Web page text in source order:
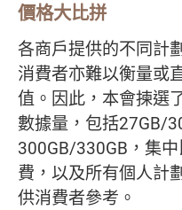
價格大比拼
各商戶提供的不同計
消費者亦難以衡量或
值。因此，本會揀選
數據量，包括27GB/
300GB/330GB，集
費，以及所有個人計
供消費者參考。